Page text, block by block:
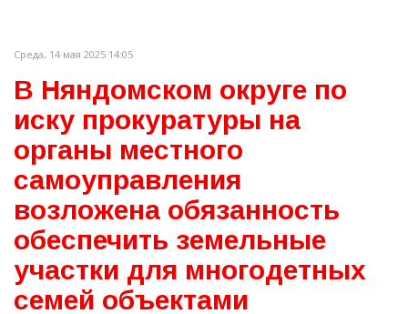
Среда, 14 мая 2025 14:05
В Няндомском округе по
иску прокуратуры на
органы местного
самоуправления
возложена обязанность
обеспечить земельные
участки для многодетных
семей объектами